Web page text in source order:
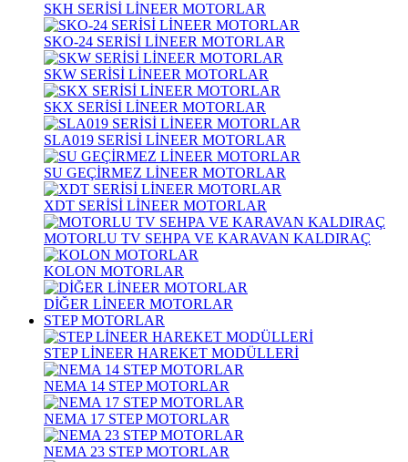
SKH SERİSİ LİNEER MOTORLAR
SKO-24 SERİSİ LİNEER MOTORLAR
SKW SERİSİ LİNEER MOTORLAR
SKX SERİSİ LİNEER MOTORLAR
SLA019 SERİSİ LİNEER MOTORLAR
SU GEÇİRMEZ LİNEER MOTORLAR
XDT SERİSİ LİNEER MOTORLAR
MOTORLU TV SEHPA VE KARAVAN KALDIRAÇ
KOLON MOTORLAR
DİĞER LİNEER MOTORLAR
STEP MOTORLAR
STEP LİNEER HAREKET MODÜLLERİ
NEMA 14 STEP MOTORLAR
NEMA 17 STEP MOTORLAR
NEMA 23 STEP MOTORLAR